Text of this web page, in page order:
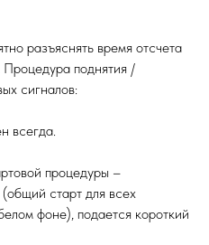
разъяснять время отсчета
поднятия /
сигналов:
всегда.
процедуры –
старт для всех
фоне), подается короткий